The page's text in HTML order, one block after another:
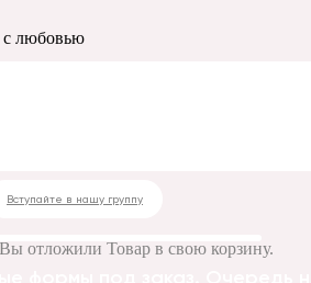
Вступайте в нашу группу
Вы отложилиТовар в свою корзину.
с любовью
с любовью